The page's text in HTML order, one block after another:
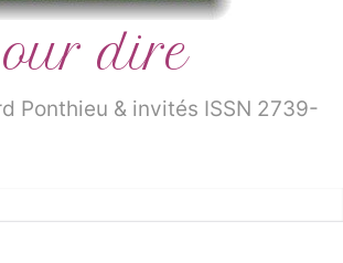
dire
Ponthieu & invités ISSN 2739-